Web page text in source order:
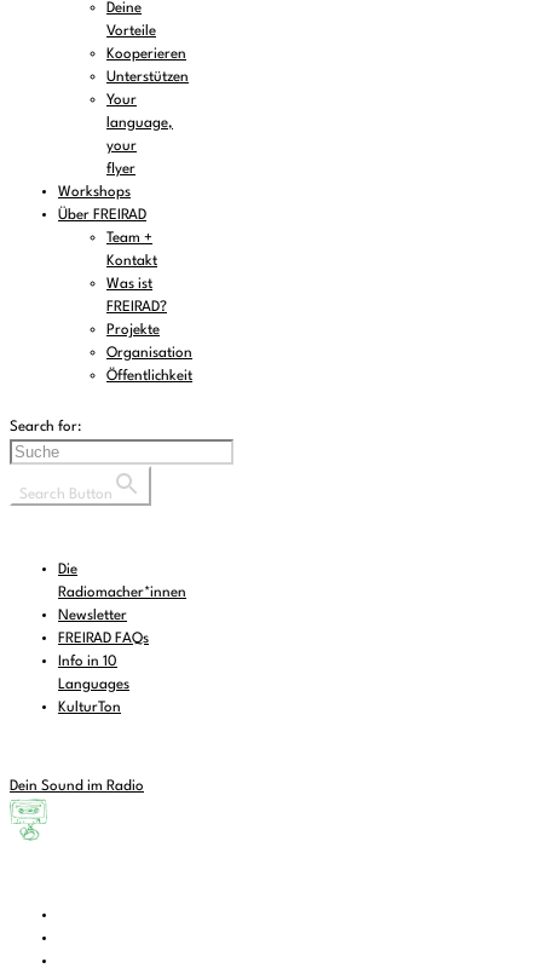
Deine
Vorteile
Kooperieren
Unterstützen
Your
language,
your
flyer
Workshops
Über FREIRAD
Team +
Kontakt
Was ist
FREIRAD?
Projekte
Organisation
Öffentlichkeit
Search for:
Search Button
Die
Radiomacher*innen
Newsletter
FREIRAD FAQs
Info in 10
Languages
KulturTon
Dein Sound im Radio